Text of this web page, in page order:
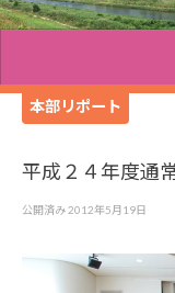
本部リポート
平成２４年度通
公開済み2012年5月19日